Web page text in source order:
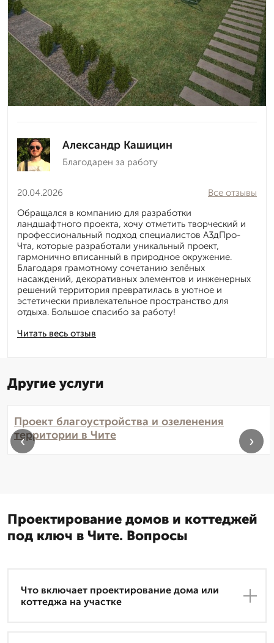
Александр Кашицин
Благодарен за работу
20.04.2026
Читать весь отзыв
Все отзывы
Обращался в компанию для разработки
ландшафтного проекта, хочу отметить творческий и
профессиональный подход специалистов А3дПро-
Чта, которые разработали уникальный проект,
гармонично вписанный в природное окружение.
Благодаря грамотному сочетанию зелёных
насаждений, декоративных элементов и инженерных
решений территория превратилась в уютное и
эстетически привлекательное пространство для
отдыха. Большое спасибо за работу!
Другие услуги
Проект благоустройства и озеленения
территории в Чите
‹ ›
Проектирование домов и коттеджей
под ключ в Чите. Вопросы
Что включает проектирование дома или
коттеджа на участке